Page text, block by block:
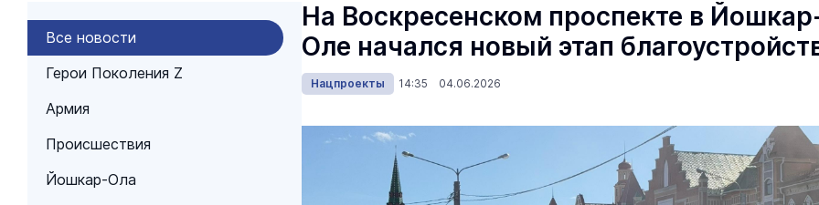
Все новости
Герои Поколения Z
Армия
Происшествия
Йошкар-Ола
На Воскресенском проспекте в
Оле начался новый этап
Нацпроекты 14:35 04.06.2026